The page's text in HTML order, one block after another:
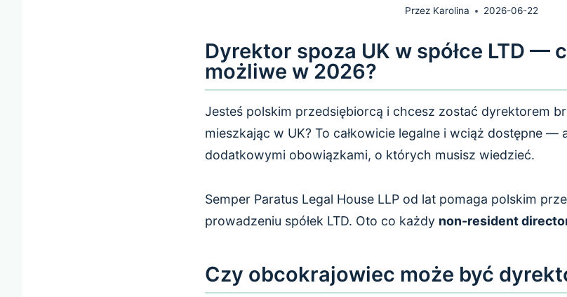
Przez Karolina 2026-06-22
Dyrektor spoza UK w spółce LTD —
możliwe w 2026?
Jesteś polskim przedsiębiorcą i chcesz zostać dyrektorem
mieszkając w UK? To całkowicie legalne i wciąż dostępne —
dodatkowymi obowiązkami, o których musisz wiedzieć.
Semper Paratus Legal House LLP od lat pomaga polskim
prowadzeniu spółek LTD. Oto co każdy non-resident
Czy obcokrajowiec może być